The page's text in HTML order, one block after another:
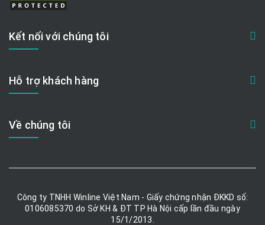
Kết nối với chúng tôi
Hỗ trợ khách hàng
Về chúng tôi
Công ty TNHH Winline Việt Nam - Giấy chứng nhận ĐKKD số:
0106085370 do Sở KH & ĐT TP Hà Nội cấp lần đầu ngày
15/1/2013.